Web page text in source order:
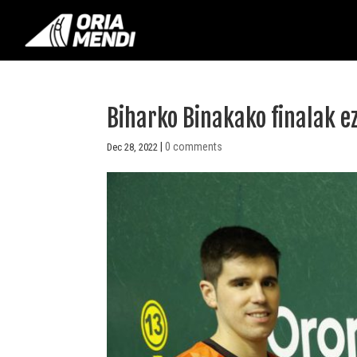
Biharko Binakako finalak
Dec 28, 2022 |0 comments